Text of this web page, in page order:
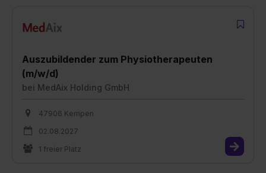
Auszubildender zum Physiotherapeuten
(m/w/d)
bei MedAix Holding GmbH
47906 Kempen
02.08.2027
1 freier Platz